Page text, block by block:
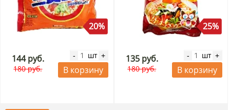
20%
144 руб.
180 руб.
- шт +
В корзину
25%
135 руб.
180 руб.
- шт +
В корзину